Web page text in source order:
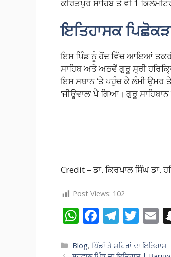
ਕੀਰਤਪੁਰ ਸਾਹਿਬ ਤੋਂ ਵੀ 1
ਇਤਿਹਾਸਕ
ਇਸ ਪਿੰਡ ਨੂੰ ਹੋਂਦ ਵਿੱਚ ਆਇਆਂ
ਸਾਹਿਬ ਅਤੇ ਅਠਵੇਂ ਗੁਰੂ ਸ੍ਰੀ
ਇਸ ਸਥਾਨ ‘ਤੇ ਪਹੁੰਚ ਕੇ ਲੰਮੀ ਉਮਰ
‘ਜੀਊਵਾਲ’ ਪੈ ਗਿਆ। ਗੁਰੂ
Credit – ਡਾ. ਕਿਰਪਾਲ ਸਿੰਘ ਡਾ.
Post Views: 102
W
at
F
e
T
e
T
itt
E
ai
Categories
Blog,ਪਿੰਡਾਂ ਤੇ ਸ਼ਹਿਰਾਂ ਦਾ ਇਤਿਹਾਸ